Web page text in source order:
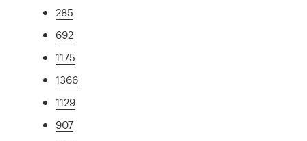
285
692
1175
1366
1129
907